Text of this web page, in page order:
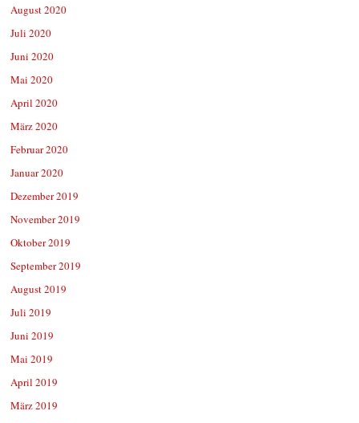
August 2020
Juli 2020
Juni 2020
Mai 2020
April 2020
März 2020
Februar 2020
Januar 2020
Dezember 2019
November 2019
Oktober 2019
September 2019
August 2019
Juli 2019
Juni 2019
Mai 2019
April 2019
März 2019